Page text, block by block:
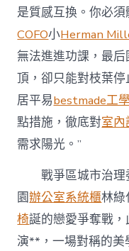
是質感互換。你必
COFO小Herman
無法進進功課，最
頂，卻只能對枝葉
居平易bestmade工
點措施，徹底對室
需求陽光。”
戰爭區城市治
園辦公室系統櫃林綠
椅誕的戀愛爭奪戰
演**，一場對稱的美